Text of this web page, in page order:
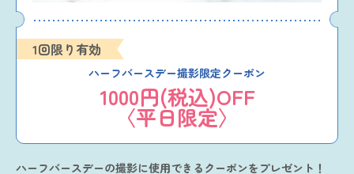
1回限り有効
ハーフバースデー撮影限定クーポン
1000円(税込)OFF
〈平日限定〉
ハーフバースデーの撮影に使用できるクーポンをプレゼント！